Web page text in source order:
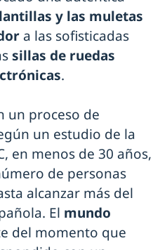
y las muletas
a las sofisticadas
sillas de ruedas
.
un proceso de
un estudio de la
en menos de 30 años,
de personas
alcanzar más del
El mundo
del momento que